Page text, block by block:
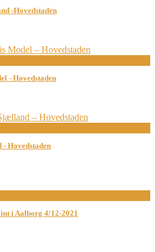
-Hovedstaden
- Hovedstaden
Hovedstaden
i Aalborg 4/12-2021